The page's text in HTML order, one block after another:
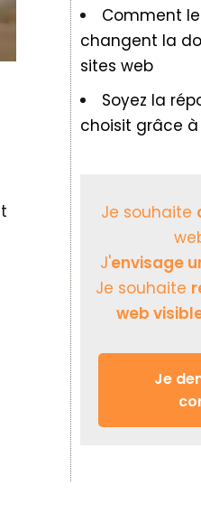
Comment
changent la
sites web
Soyez la
choisit grâce à
Je souhaite
J'envisage
Je souhaite
web
Je